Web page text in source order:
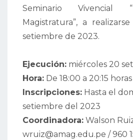
Seminario
Magistratura”, a
setiembre de 2023.
Ejecución: miércoles 20
Hora: De 18:00 a 20:15 horas
Inscripciones: Hasta el
setiembre del 2023
Coordinadora: Walson
wruiz@amag.edu.pe / 960